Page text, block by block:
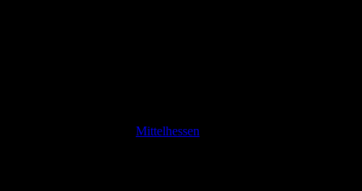
Mittelhessen